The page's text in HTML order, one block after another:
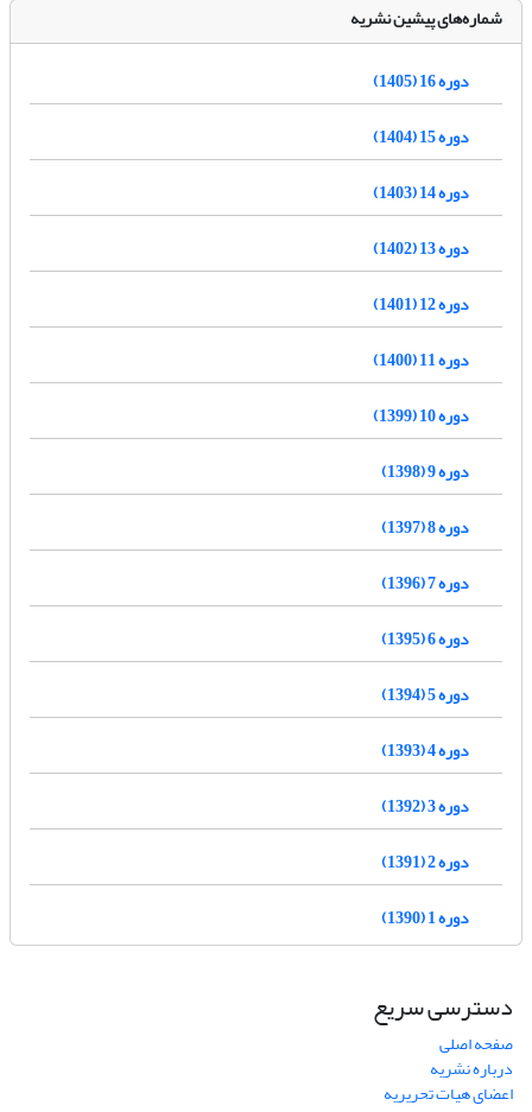
شماره‌های پیشین نشریه
دوره 16 (1405)
دوره 15 (1404)
دوره 14 (1403)
دوره 13 (1402)
دوره 12 (1401)
دوره 11 (1400)
دوره 10 (1399)
دوره 9 (1398)
دوره 8 (1397)
دوره 7 (1396)
دوره 6 (1395)
دوره 5 (1394)
دوره 4 (1393)
دوره 3 (1392)
دوره 2 (1391)
دوره 1 (1390)
دسترسی سریع
صفحه اصلی
درباره نشریه
اعضای هیات تحریریه